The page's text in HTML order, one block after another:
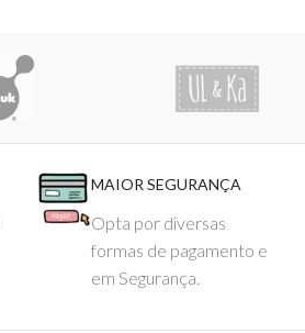
MAIOR SEGURANÇA
Opta por diversas
formas de pagamento e
em Segurança.